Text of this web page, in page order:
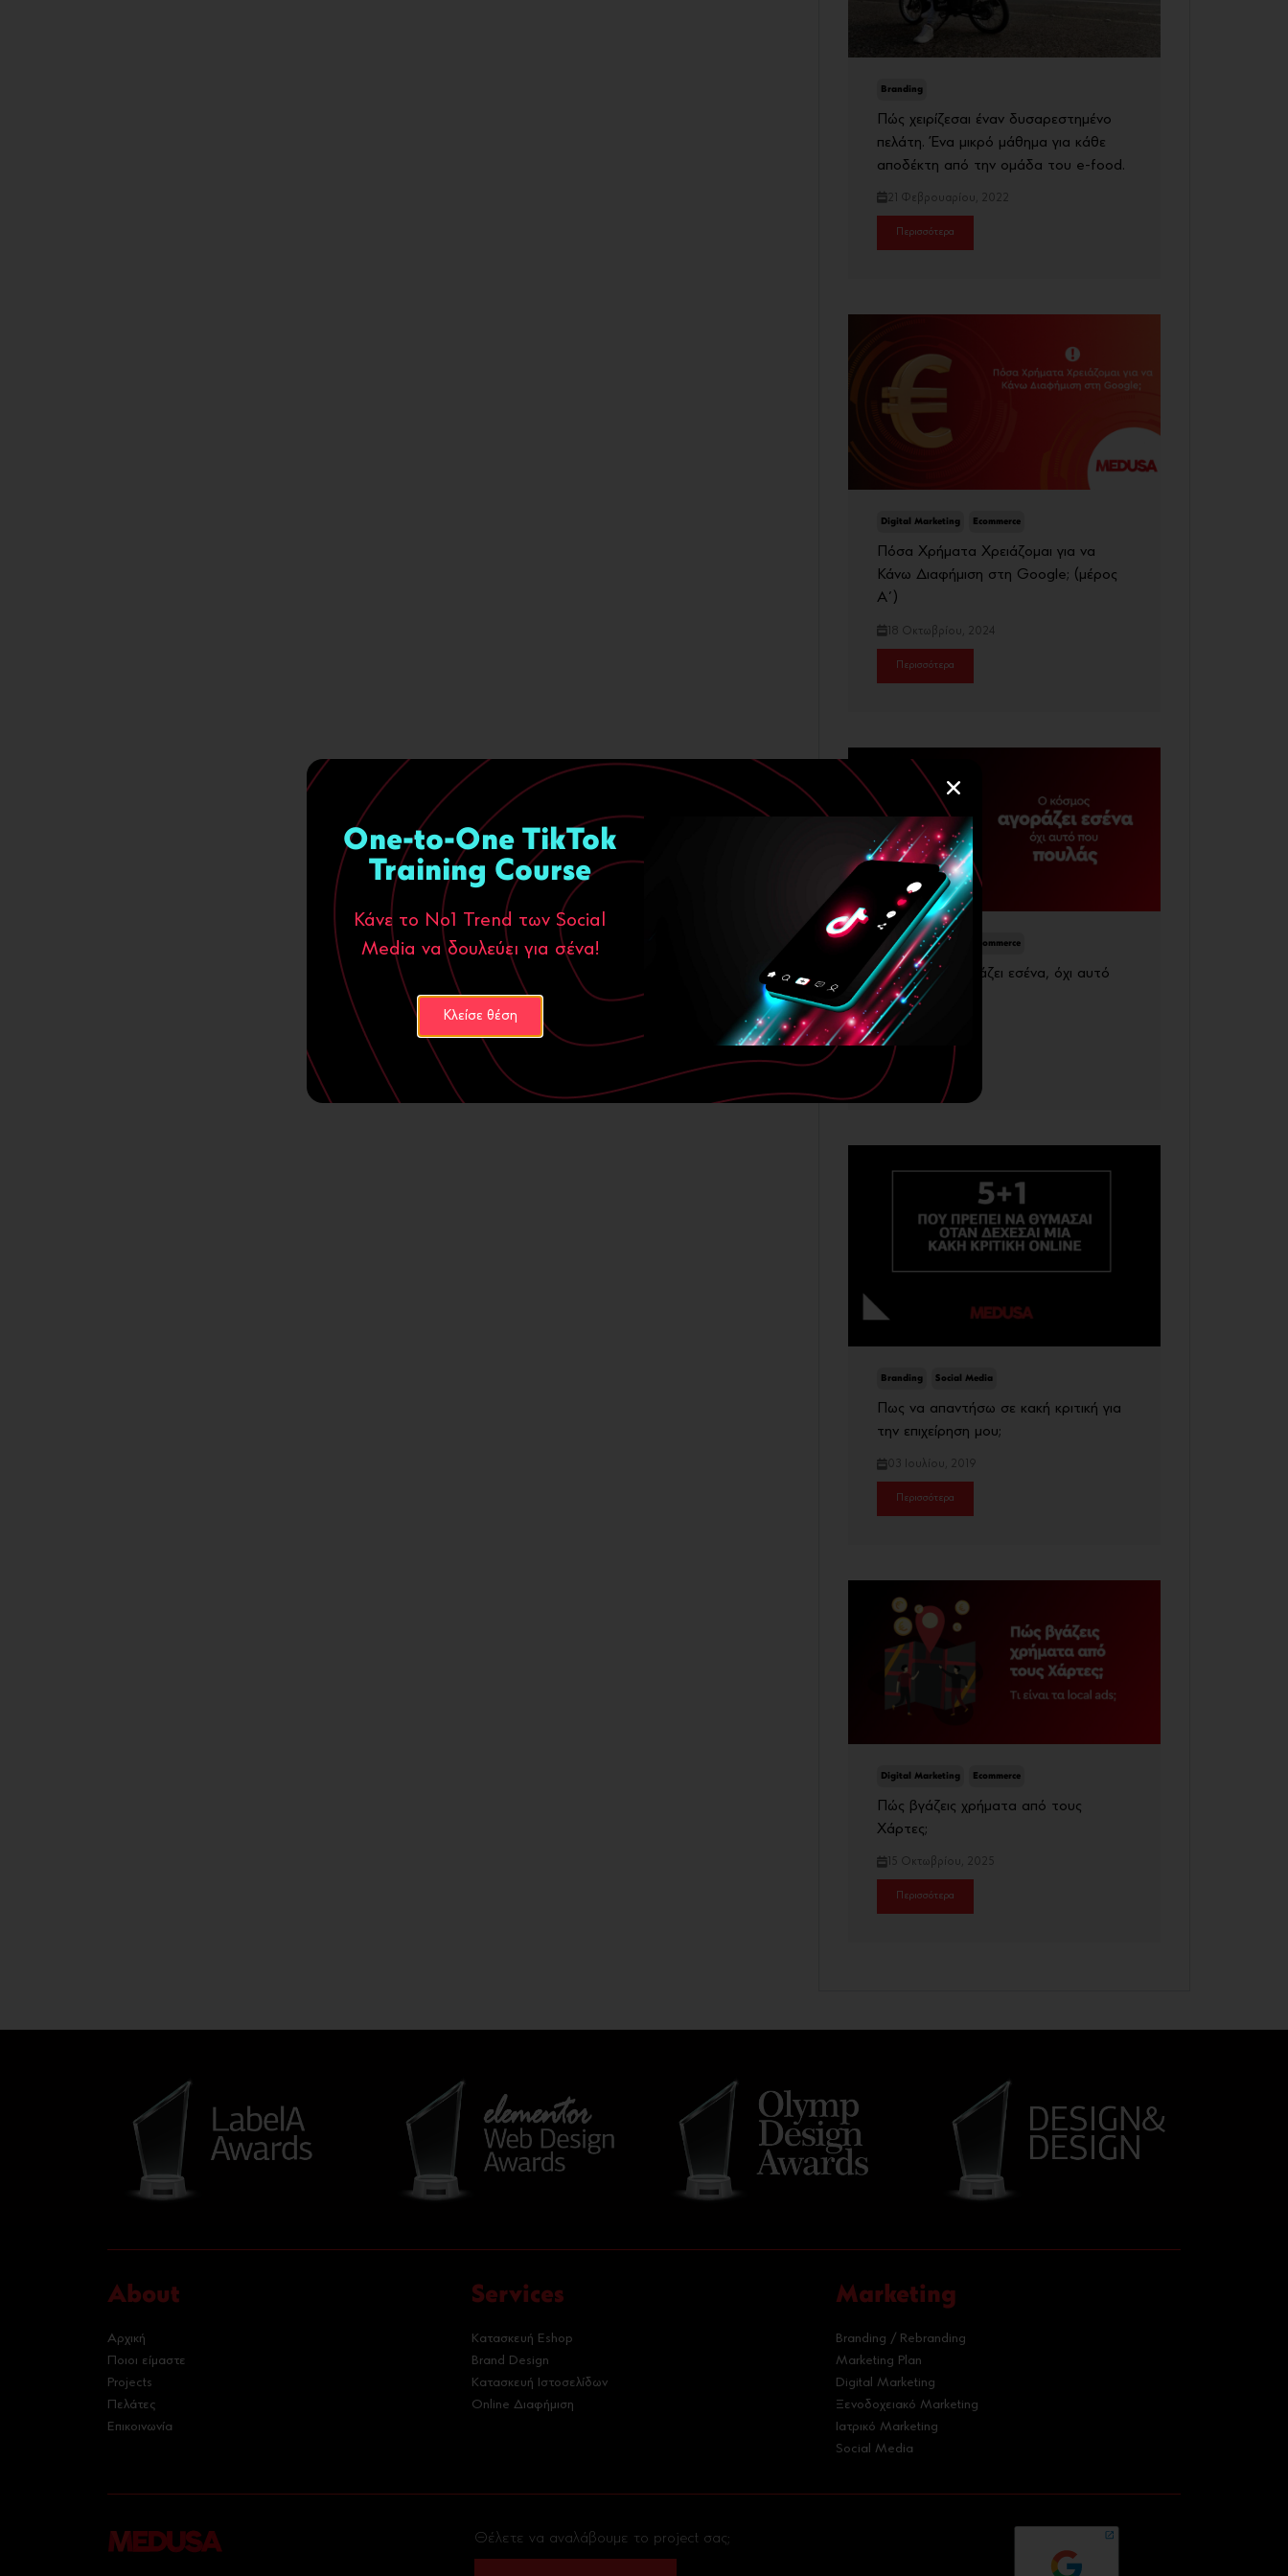
Branding
Πώς χειρίζεσαι έναν δυσαρεστημένο
πελάτη. Ένα μικρό μάθημα για κάθε
αποδέκτη από την ομάδα του e-food.
21 Φεβρουαρίου, 2022
Περισσότερα
Digital Marketing Ecommerce
Πόσα Χρήματα Χρειάζομαι για να
Κάνω Διαφήμιση στη Google; (μέρος
Α΄)
18 Οκτωβρίου, 2024
Περισσότερα
Digital Marketing Ecommerce
Ο κόσμος αγοράζει εσένα, όχι αυτό
που πουλάς
23 Ιουνίου, 2026
Περισσότερα
Branding Social Media
Πως να απαντήσω σε κακή κριτική για
την επιχείρηση μου;
03 Ιουλίου, 2019
Περισσότερα
Digital Marketing Ecommerce
Πώς βγάζεις χρήματα από τους
Χάρτες;
15 Οκτωβρίου, 2025
Περισσότερα
About
Αρχική
Ποιοι είμαστε
Projects
Πελάτες
Επικοινωνία
Services
Κατασκευή Eshop
Brand Design
Κατασκευή Ιστοσελίδων
Online Διαφήμιση
Marketing
Branding / Rebranding
Marketing Plan
Digital Marketing
Ξενοδοχειακό Marketing
Ιατρικό Marketing
Social Media
Θέλετε να αναλάβουμε το project σας;
One-to-One TikTok
Training Course
Κάνε το Νο1 Trend των Social
Media να δουλεύει για σένα!
Κλείσε θέση